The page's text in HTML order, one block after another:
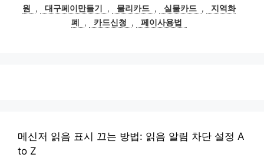
원
, 대구페이만들기 , 물리카드 , 실물카드 ,
지역화
폐
, 카드신청 , 페이사용법
메신저 읽음 표시 끄는 방법: 읽음 알림 차단 설정 A
to Z